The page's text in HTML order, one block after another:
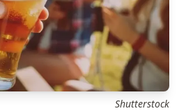
Shutterstock